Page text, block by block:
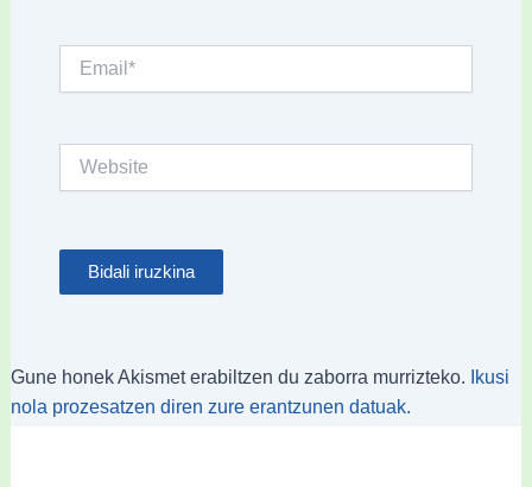
Gune honek Akismet erabiltzen du zaborra murrizteko.
Ikusi
nola prozesatzen diren zure erantzunen datuak.